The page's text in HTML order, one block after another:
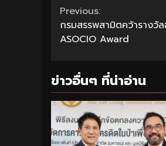
Continue
Reading
Previous:
กรมสรรพสามิตคว้ารางวั
ASOCIO Award
ข่าวอื่นๆ ที่น่าอ่าน